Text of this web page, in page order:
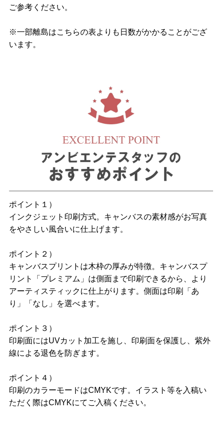
ご参考ください。
※一部離島はこちらの表よりも日数がかかることがござ
います。
ポイント１）
インクジェット印刷方式。キャンバスの素材感がお写真
をやさしい風合いに仕上げます。
ポイント２）
キャンバスプリントは木枠の厚みが特徴。キャンバスプ
リント「プレミアム」は側面まで印刷できるから、より
アーティスティックに仕上がります。側面は印刷「あ
り」「なし」を選べます。
ポイント３）
印刷面にはUVカット加工を施し、印刷面を保護し、紫外
線による退色を防ぎます。
ポイント４）
印刷のカラーモードはCMYKです。イラスト等を入稿い
ただく際はCMYKにてご入稿ください。